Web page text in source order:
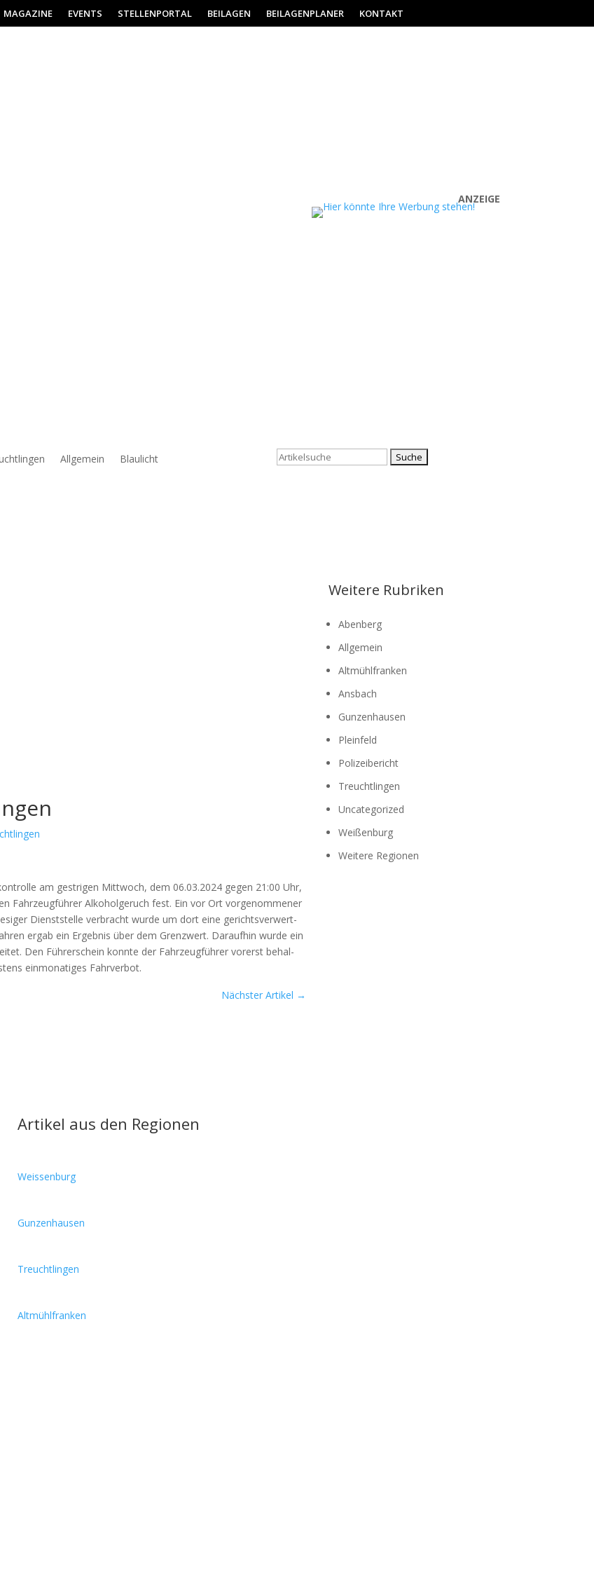
MAGAZINE EVENTS STELLENPORTAL BEILAGEN BEILAGENPLANER KONTAKT
ANZEIGE
Allgemein Blaulicht
Suchen
am gest­ri­gen Mitt­woch, dem 06.03.2024 gegen 21:00 Uhr,
Fahr­zeug­füh­rer Alko­hol­ge­ruch fest. Ein vor Ort vor­ge­nom­me­ner
Dienst­stel­le ver­bracht wur­de um dort eine gerichts­ver­wert­
ergab ein Ergeb­nis über dem Grenz­wert. Dar­auf­hin wur­de ein
Den Füh­rer­schein konn­te der Fahr­zeug­füh­rer vor­erst behal­
ein­mo­na­ti­ges Fahr­ver­bot.
Nächster Artikel →
Weitere Rubriken
Abenberg
Allgemein
Altmühlfranken
Ansbach
Gunzenhausen
Pleinfeld
Polizeibericht
Treuchtlingen
Uncategorized
Weißenburg
Weitere Regionen
Artikel aus den Regionen
Weissenburg
Gunzenhausen
Treuchtlingen
Altmühlfranken